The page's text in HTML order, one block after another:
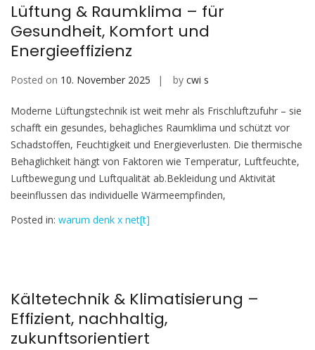
Lüftung & Raumklima – für
Gesundheit, Komfort und
Energieeffizienz
Posted on 10. November 2025 by cwi s
Moderne Lüftungstechnik ist weit mehr als Frischluftzufuhr – sie
schafft ein gesundes, behagliches Raumklima und schützt vor
Schadstoffen, Feuchtigkeit und Energieverlusten. Die thermische
Behaglichkeit hängt von Faktoren wie Temperatur, Luftfeuchte,
Luftbewegung und Luftqualität ab.Bekleidung und Aktivität
beeinflussen das individuelle Wärmeempfinden,
Posted in: warum denk x net[t]
Kältetechnik & Klimatisierung –
Effizient, nachhaltig,
zukunftsorientiert